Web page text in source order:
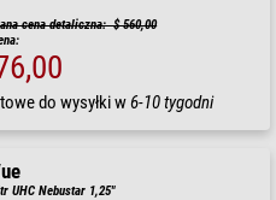
cena detaliczna: $ 560,00
do wysyłki w6-10 tygodni
UHC Nebustar 1,25"